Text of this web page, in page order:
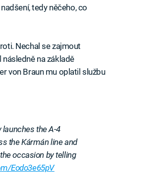
tedy něčeho, co
Nechal se zajmout
na základě
von Braun mu oplatil službu
launches the A-4
the Kármán line and
occasion by telling
Eodo3e65pV